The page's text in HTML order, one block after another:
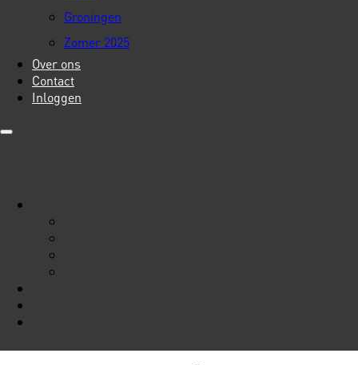
Groningen
Zomer 2025
Over ons
Contact
Inloggen